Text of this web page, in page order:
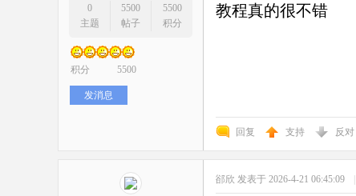
0
主题
5500
帖子
5500
积分
积分 5500
发消息
教程真的很不错
回复 支持 反对
郤欣 发表于 2026-4-21 06:45:09 |